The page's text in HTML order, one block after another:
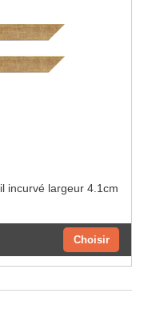
incurvé largeur 4.1cm
Choisir